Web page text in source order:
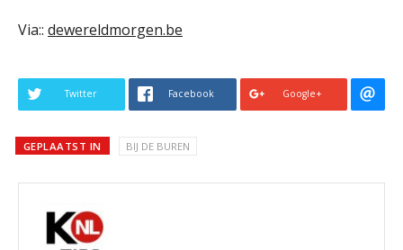
Via:: dewereldmorgen.be
Twitter Facebook Google+
GEPLAATST IN BIJ DE BUREN